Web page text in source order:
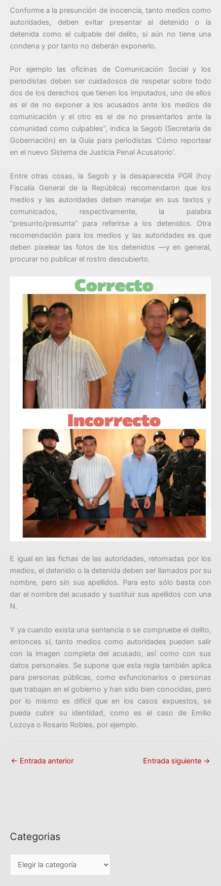
Conforme a la presunción de inocencia, tanto medios como
autoridades, deben evitar presentar al detenido o la
detenida como el culpable del delito, si aún no tiene una
condena y por tanto no deberán exponerlo.
Por ejemplo las oficinas de Comunicación Social y los
periodistas deben ser cuidadosos de respetar sobre todo
dos de los derechos que tienen los imputados, uno de ellos
es el de no exponer a los acusados ante los medios de
comunicación y el otro es el de no presentarlos ante la
comunidad como culpables”, indica la Segob (Secretaría de
Gobernación) en la Guía para periodistas ‘Cómo reportear
en el nuevo Sistema de Justicia Penal Acusatorio’.
Entre otras cosas, la Segob y la desaparecida PGR (hoy
Fiscalía General de la República) recomendaron que los
medios y las autoridades deben manejar en sus textos y
comunicados, respectivamente, la palabra
“presunto/presunta” para referirse a los detenidos. Otra
recomendación para los medios y las autoridades es que
deben pixelear las fotos de los detenidos —y en general,
procurar no publicar el rostro descubierto.
E igual en las fichas de las autoridades, retomadas por los
medios, el detenido o la detenida deben ser llamados por su
nombre, pero sin sus apellidos. Para esto sólo basta con
dar el nombre del acusado y sustituir sus apellidos con una
N.
Y ya cuando exista una sentencia o se compruebe el delito,
entonces sí, tanto medios como autoridades pueden salir
con la imagen completa del acusado, así como con sus
datos personales. Se supone que esta regla también aplica
para personas públicas, como exfuncionarios o personas
que trabajan en el gobierno y han sido bien conocidas, pero
por lo mismo es difícil que en los casos expuestos, se
pueda cubrir su identidad, como es el caso de Emilio
Lozoya o Rosario Robles, por ejemplo.
← Entrada anterior Entrada siguiente →
Categorias
C